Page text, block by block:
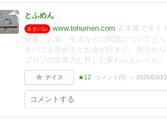
とふめん
ネタバレ www.tohumen.com 古本屋でタイ
仕事、お金、生活などの問題についてど
タバコを辞めるとお金が貯まり、周りか
ブログの文章力と対した変わらんレベル
ナイス ★12 コメント(0) 2020/03/10